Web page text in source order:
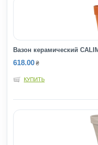
Вазон керамический
618.00 ₴
КУПИТЬ